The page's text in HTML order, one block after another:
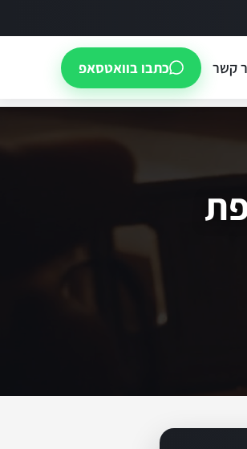
קשר כתבו בוואטסאפ